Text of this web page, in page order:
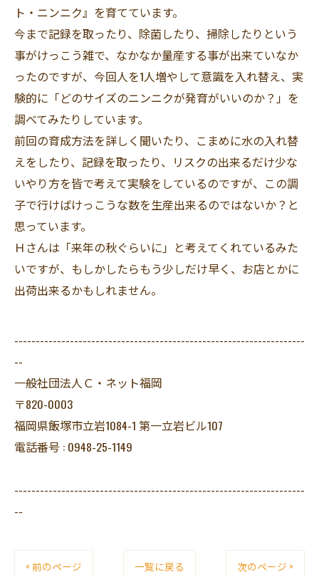
ト・ニンニク』を育てています。
今まで記録を取ったり、除菌したり、掃除したりという
事がけっこう雑で、なかなか量産する事が出来ていなか
ったのですが、今回人を1人増やして意識を入れ替え、実
験的に「どのサイズのニンニクが発育がいいのか？」を
調べてみたりしています。
前回の育成方法を詳しく聞いたり、こまめに水の入れ替
えをしたり、記録を取ったり、リスクの出来るだけ少な
いやり方を皆で考えて実験をしているのですが、この調
子で行けばけっこうな数を生産出来るのではないか？と
思っています。
Ｈさんは「来年の秋ぐらいに」と考えてくれているみた
いですが、もしかしたらもう少しだけ早く、お店とかに
出荷出来るかもしれません。
--------------------------------------------------------------------
--
一般社団法人Ｃ・ネット福岡
〒820-0003
福岡県飯塚市立岩1084-1 第一立岩ビル107
電話番号 : 0948-25-1149
--------------------------------------------------------------------
--
< 前のページ 一覧に戻る 次のページ >